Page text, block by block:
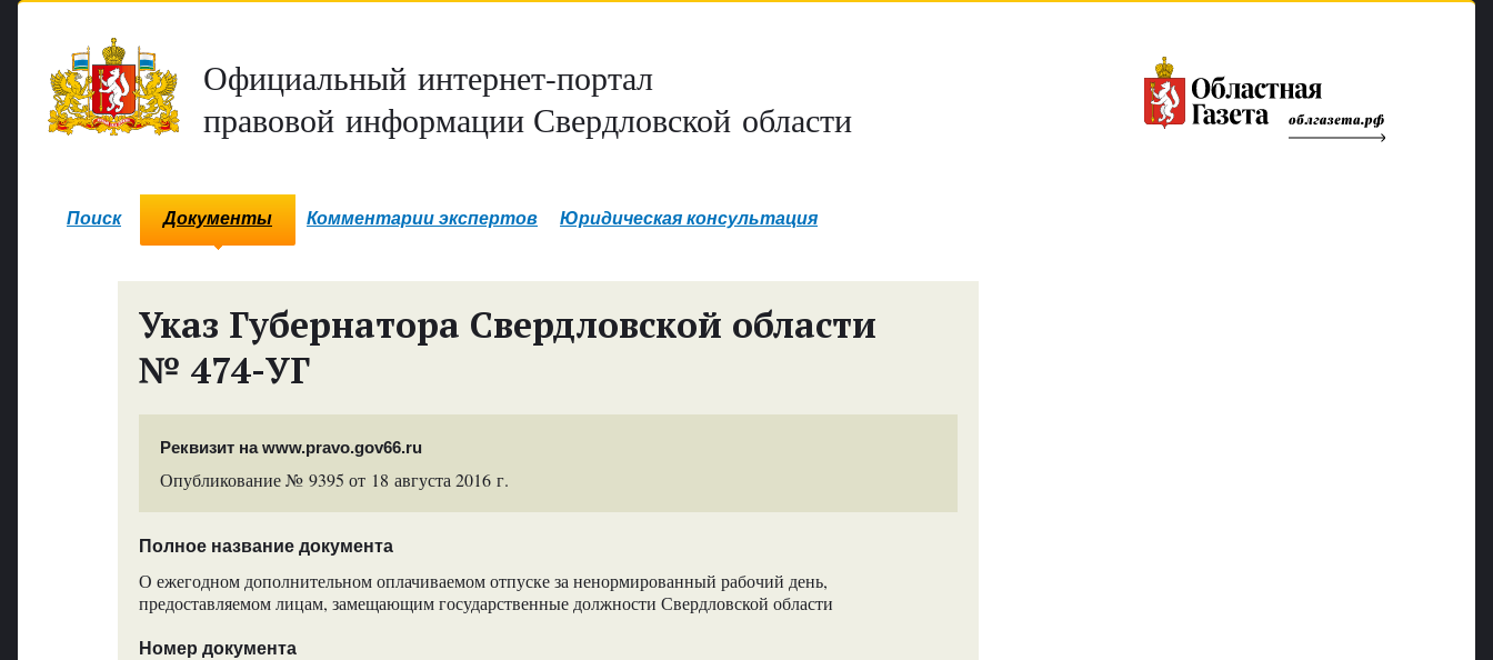
Официальный интернет-портал
правовой информации Свердловской области
Поиск Документы Комментарии экспертов Юридическая консультация
Указ Губернатора Свердловской области
№ 474-УГ
Реквизит на www.pravo.gov66.ru
Опубликование № 9395 от 18 августа 2016 г.
Полное название документа
О ежегодном дополнительном оплачиваемом отпуске за ненормированный рабочий день,
предоставляемом лицам, замещающим государственные должности Свердловской области
Номер документа